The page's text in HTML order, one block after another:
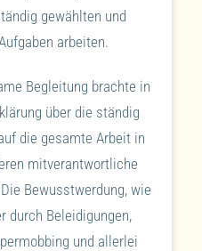
gewählten und
arbeiten.
Begleitung brachte in
über die ständig
die gesamte Arbeit in
mitverantwortliche
Bewusstwerdung, wie
durch Beleidigungen,
und allerlei